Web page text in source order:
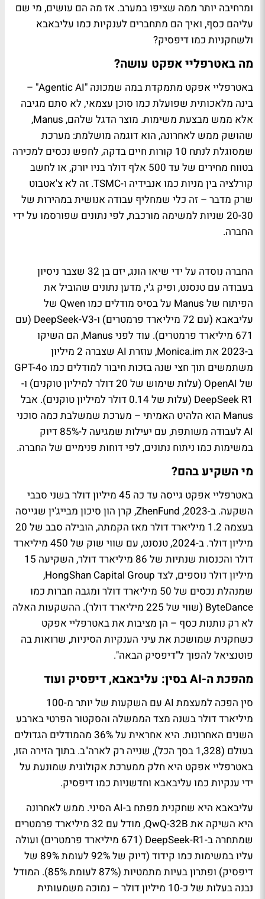
ומרחיבה יותר ממה שציפו במערב. אז מה הם עושים, מי שם
עליהם כסף, ואיך הם מתחברים לענקיות כמו עליבאבא
ולשחקניות כמו דיפסיק?
מה באטרפליי אפקט עושה?
באטרפליי אפקט מתמקדת במה שמכונה "Agentic AI" –
בינה מלאכותית שפועלת כמו סוכן עצמאי, לא סתם מגיבה
אלא ממש מבצעת משימות. מוצר הדגל שלהם, Manus,
שהושק ממש לאחרונה, הוא דוגמה מושלמת: מערכת
שמסוגלת לנתח 10 קורות חיים בדקה, לחפש נכסים למכירה
בטווח מחירים של עד 500 אלף דולר בניו יורק, או לחשב
קורלציה בין מניות כמו אנבידיה ו-TSMC. זה לא צ'אטבוט
שרק מדבר – זה כלי שמחליף עבודה אנושית במהירות של
20-30 שניות למשימה מורכבת, לפי נתונים שפורסמו על ידי
החברה.
החברה נוסדה על ידי שיאו הונג, יזם בן 32 שצבר ניסיון
בעבודה עם טנסנט, ופיק ג'י, מדען נתונים שהוביל את
הפיתוח של Manus על בסיס מודלים כמו Qwen של
עליבאבא (עם 72 מיליארד פרמטרים) ו-DeepSeek-V3 (עם
671 מיליארד פרמטרים). עוד לפני Manus, הם השיקו
ב-2023 את Monica.im, עוזרת AI שצברה 2 מיליון
משתמשים תוך חצי שנה בזכות חיבור למודלים כמו GPT-4o
של OpenAI (עלות שימוש של 20 דולר למיליון טוקנים) ו-
DeepSeek R1 (עלות של 0.14 דולר למיליון טוקנים). אבל
Manus הוא הלהיט האמיתי – מערכת שמשלבת כמה סוכני
AI לעבודה משותפת, עם יעילות שמגיעה ל-85% דיוק
במשימות כמו ניתוח נתונים, לפי דוחות פנימיים של החברה.
מי השקיע בהם?
באטרפליי אפקט גייסה עד כה 45 מיליון דולר בשני סבבי
השקעה. ב-2023, ZhenFund, קרן הון סיכון מבייג'ין שגייסה
בעצמה 1.2 מיליארד דולר מאז הקמתה, הובילה סבב של 20
מיליון דולר. ב-2024, טנסנט, עם שווי שוק של 450 מיליארד
דולר והכנסות שנתיות של 86 מיליארד דולר, השקיעה 15
מיליון דולר נוספים, לצד HongShan Capital Group,
שמנהלת נכסים של 50 מיליארד דולר ומגבה חברות כמו
ByteDance (שווי של 225 מיליארד דולר). ההשקעות האלה
לא רק נותנות כסף – הן מציבות את באטרפליי אפקט
כשחקנית שמושכת את עיני הענקיות הסיניות, שרואות בה
פוטנציאל להפוך ל"דיפסיק הבאה".
מהפכת ה-AI בסין: עליבאבא, דיפסיק ועוד
סין הפכה למעצמת AI עם השקעות של יותר מ-100
מיליארד דולר בשנה מצד הממשלה והסקטור הפרטי בארבע
השנים האחרונות. היא אחראית על 36% מהמודלים הגדולים
בעולם (1,328 בסך הכל), שנייה רק לארה"ב. בתוך הזירה הזו,
באטרפליי אפקט היא חלק ממערכת אקולוגית שמונעת על
ידי ענקיות כמו עליבאבא וחדשניות כמו דיפסיק.
עליבאבא היא שחקנית מפתח ב-AI הסיני. ממש לאחרונה
היא השיקה את QwQ-32B, מודל עם 32 מיליארד פרמטרים
שמתחרה ב-DeepSeek-R1 (671 מיליארד פרמטרים) ועולה
עליו במשימות כמו קידוד (דיוק של 92% לעומת 89% של
דיפסיק) ופתרון בעיות מתמטיות (87% לעומת 85%). המודל
נבנה בעלות של כ-10 מיליון דולר – נמוכה משמעותית